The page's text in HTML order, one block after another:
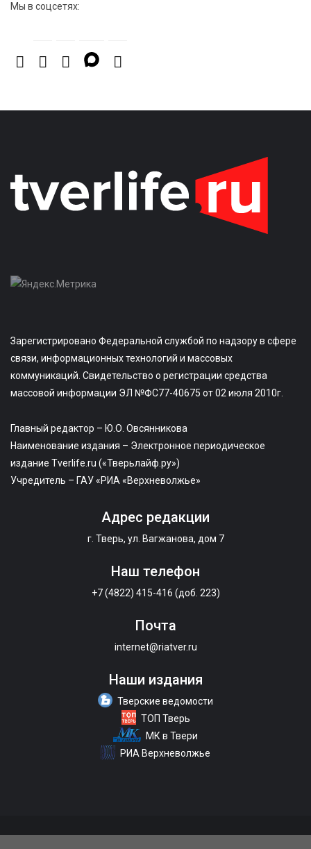
Мы в соцсетях:
Зарегистрировано Федеральной службой по надзору в сфере
связи, информационных технологий и массовых
коммуникаций. Свидетельство о регистрации средства
массовой информации ЭЛ №ФС77-40675 от 02 июля 2010г.
Главный редактор – Ю.О. Овсянникова
Наименование издания – Электронное периодическое
издание Tverlife.ru («Тверьлайф.ру»)
Учредитель – ГАУ «РИА «Верхневолжье»
Адрес редакции
г. Тверь, ул. Вагжанова, дом 7
Наш телефон
+7 (4822) 415-416 (доб. 223)
Почта
internet@riatver.ru
Наши издания
Тверские ведомости
ТОП Тверь
МК в Твери
РИА Верхневолжье